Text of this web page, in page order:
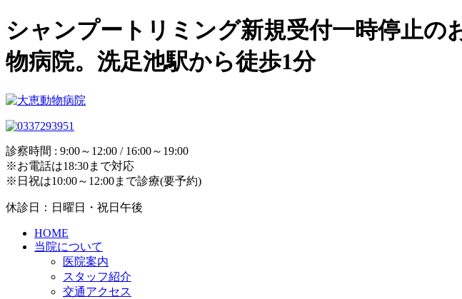
シャンプートリミング新規受付一時停止の
物病院。洗足池駅から徒歩1分
診察時間 : 9:00～12:00 / 16:00～19:00
※お電話は18:30まで対応
※日祝は10:00～12:00まで診療(要予約)
休診日：日曜日・祝日午後
HOME
当院について
医院案内
スタッフ紹介
交通アクセス